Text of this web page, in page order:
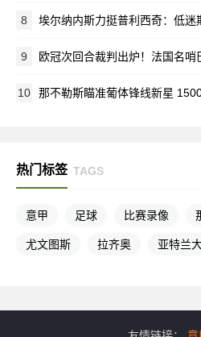
8 埃尔纳内斯力挺普利西奇：低迷期助
9 欧冠次回合裁判出炉！法国名
10 那不勒斯瞄准葡体锋线新星
热门标签 TAGS
意甲 足球 比赛录像
尤文图斯 拉齐奥 亚特兰